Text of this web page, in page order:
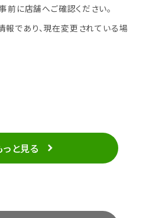
前に店舗へご確認ください。
であり、現在変更されている場
っと見る